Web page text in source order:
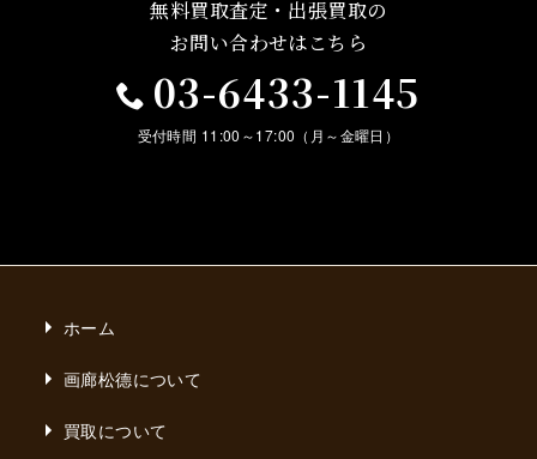
無料買取査定・出張買取の
お問い合わせはこちら
03-6433-1145
受付時間 11:00～17:00（月～金曜日）
ホーム
画廊松德について
買取について